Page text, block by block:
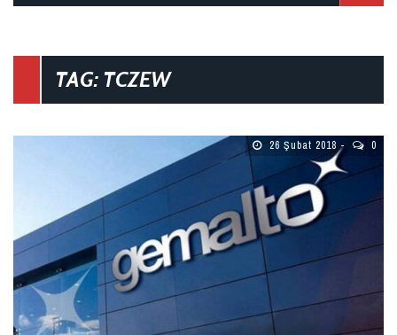
TAG: TCZEW
26 Şubat 2018 0